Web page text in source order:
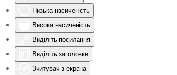
Низька насиченість
Висока насиченість
Виділіть посилання
Виділіть заголовки
Зчитувач з екрана